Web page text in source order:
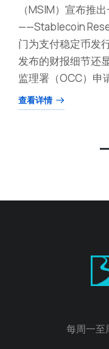
（MSIM）宣布推
——Stablecoin
门为支付稳定币发
发布的财报细节还
监理署（OCC）申
查看详情
每周一至